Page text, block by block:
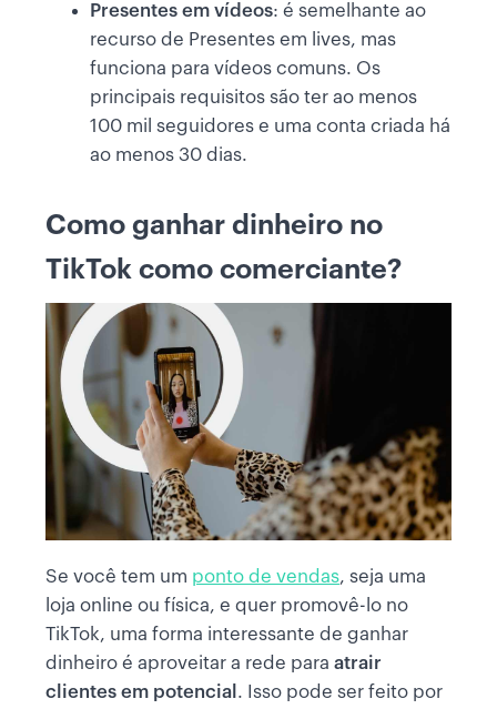
Presentes em vídeos: é semelhante ao
recurso de Presentes em lives, mas
funciona para vídeos comuns. Os
principais requisitos são ter ao menos
100 mil seguidores e uma conta criada há
ao menos 30 dias.
Como ganhar dinheiro no
TikTok como comerciante?
Se você tem um ponto de vendas, seja uma
loja online ou física, e quer promovê-lo no
TikTok, uma forma interessante de ganhar
dinheiro é aproveitar a rede para atrair
clientes em potencial . Isso pode ser feito por